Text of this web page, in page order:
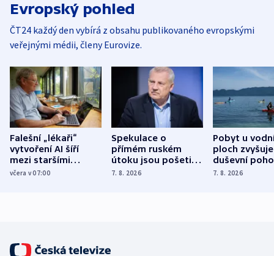
Evropský pohled
ČT24 každý den vybírá z obsahu publikovaného evropskými
veřejnými médii, členy Eurovize.
Falešní „lékaři“
vytvoření AI šíří
mezi staršími
Poláky nebezpečné
včera v 07:00
Spekulace o
přímém ruském
útoku jsou pošetilé,
míní estonský
7. 8. 2026
Pobyt u
ploch zvyšuje
duševní
ukázala
7. 8. 2026